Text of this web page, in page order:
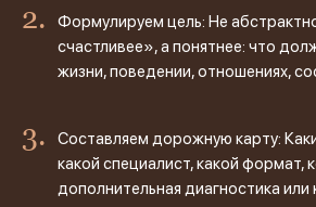
Формулируем цель: Не
счастливее», а понятнее: что
жизни, поведении, отношениях,
Составляем дорожную карту:
какой специалист, какой формат,
дополнительная диагностика или